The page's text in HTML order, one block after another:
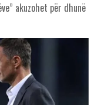
akuzohet për dhunë